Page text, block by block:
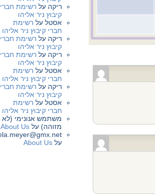
ריקה על רשימת חברי
קיבוץ ניר אליהו
אסטל על רשימת
חברי קיבוץ ניר אליהו
ריקה על רשימת חברי
קיבוץ ניר אליהו
ריקה על רשימת חברי
קיבוץ ניר אליהו
אסטל על רשימת
חברי קיבוץ ניר אליהו
ריקה על רשימת חברי
קיבוץ ניר אליהו
אסטל על רשימת
חברי קיבוץ ניר אליהו
משתמש אנונימי (לא
מזוהה) על About Us
על About Us